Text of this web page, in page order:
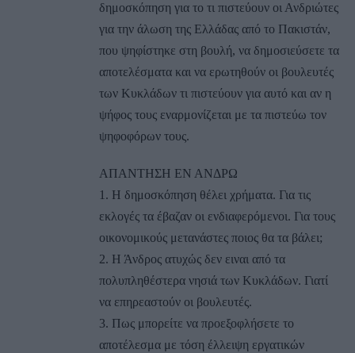
δημοσκόπηση για το τι πιστεύουν οι Ανδριώτες
για την άλωση της Ελλάδας από το Πακιστάν,
που ψηφίστηκε στη βουλή, να δημοσιεύσετε τα
αποτελέσματα και να ερωτηθούν οι βουλευτές
των Κυκλάδων τι πιστεύουν για αυτό και αν η
ψήφος τους εναρμονίζεται με τα πιστεύω τον
ψηφοφόρων τους.
ΑΠΑΝΤΗΣΗ ΕΝ ΑΝΔΡΩ
1. Η δημοσκόπηση θέλει χρήματα. Για τις
εκλογές τα έβαζαν οι ενδιαφερόμενοι. Για τους
οικονομικούς μετανάστες ποιος θα τα βάλει;
2. Η Άνδρος ατυχώς δεν ειναι από τα
πολυπληθέστερα νησιά των Κυκλάδων. Γιατί
να επηρεαστούν οι βουλευτές.
3. Πως μπορείτε να προεξοφλήσετε το
αποτέλεσμα με τόση έλλειψη εργατικών